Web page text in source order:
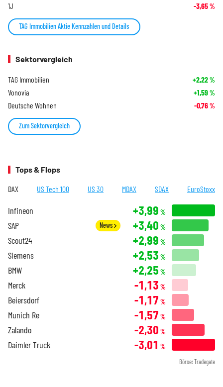
1J -3,65%
TAG Immobilien Aktie Kennzahlen und Details
Sektorvergleich
TAG Immobilien +2,22%
Vonovia +1,59%
Deutsche Wohnen -0,76%
Zum Sektorvergleich
Tops & Flops
DAX US Tech 100 US 30 MDAX SDAX EuroStoxx
Infineon +3,99 %
SAP News +3,40 %
Scout24 +2,99 %
Siemens +2,53 %
BMW +2,25 %
Merck -1,13 %
Beiersdorf -1,17 %
Munich Re -1,57 %
Zalando -2,30 %
Daimler Truck -3,01 %
Börse: Tradegate